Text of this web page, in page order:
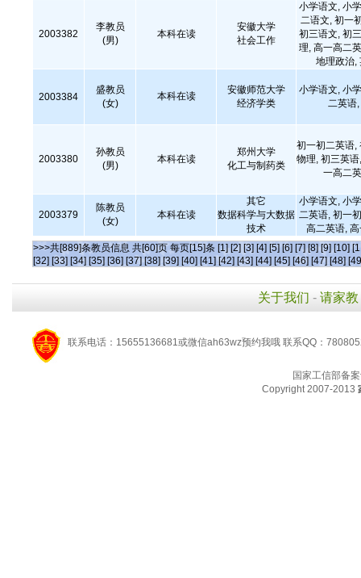
2003382
李教员
(男)
本科在读
安徽大学
社会工作
小学语文, 小
二语文, 初一
初三语文, 初
理, 高一高二
地理政治,
2003384
盛教员
(女)
本科在读
安徽师范大学
经济学类
小学语文, 小
二英语
2003380
孙教员
(男)
本科在读
郑州大学
化工与制药类
初一初二英语,
物理, 初三英
一高二
2003379
陈教员
(女)
本科在读
其它
数据科学与大数据
技术
小学语文, 小
二英语, 初一
高二英语,
>>>共[889]条教员信息 共[60]页 每页[15]条 [1] [2] [3] [4] [5] [6] [7] [8] [9] [10]
[32] [33] [34] [35] [36] [37] [38] [39] [40] [41] [42] [43] [44] [45] [46] [47] [48]
关于我们 - 请家教
联系电话：15655136681或微信ah63wz预约我哦 联系QQ：
国家工信部备
Copyright 2007-2013